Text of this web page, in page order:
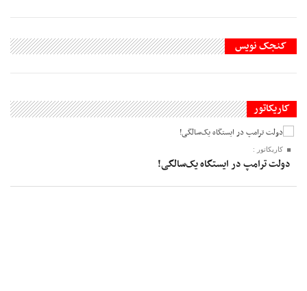
کنجک نویس
کاریکاتور
کاریکاتور :
دولت ترامپ در ایستگاه یک‌سالگی!